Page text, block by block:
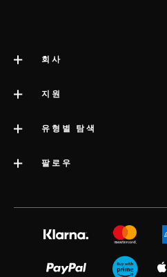
회사
LELO 소개
우수 기업 상
개인정보 보호 정책
쿠키 정책
지원
고객 지원
satisfaction guarantee
유형별 탐색
카테고리
남성용 섹스 토이
커플용 섹스 토이
팔로우
facebook